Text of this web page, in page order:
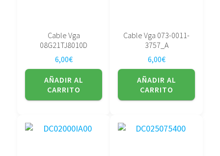
Cable Vga
08G21TJ8010D
6,00€
AÑADIR AL
CARRITO
Cable Vga 073-0011-
3757_A
6,00€
AÑADIR AL
CARRITO